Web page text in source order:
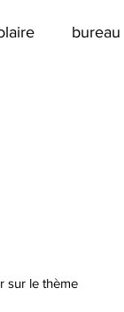
bureau
sur le thème